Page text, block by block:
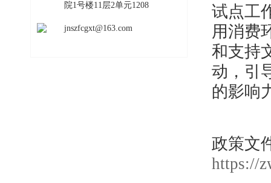
院1号楼11层2单元1208
jnszfcgxt@163.com
试点工
用消费
和支持
动，引
的影响
政策文
https://